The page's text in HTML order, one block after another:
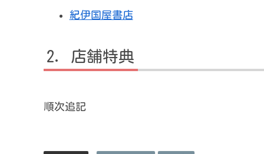
紀伊国屋書店
店舗特典
順次追記